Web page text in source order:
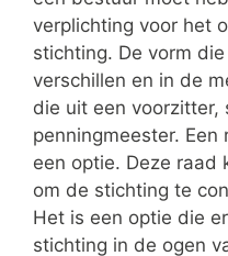
verplichting voor het
stichting. De vorm
verschillen en in de
die uit een voorzitter,
penningmeester.
een optie. Deze raad
om de stichting te
Het is een optie die
stichting in de ogen